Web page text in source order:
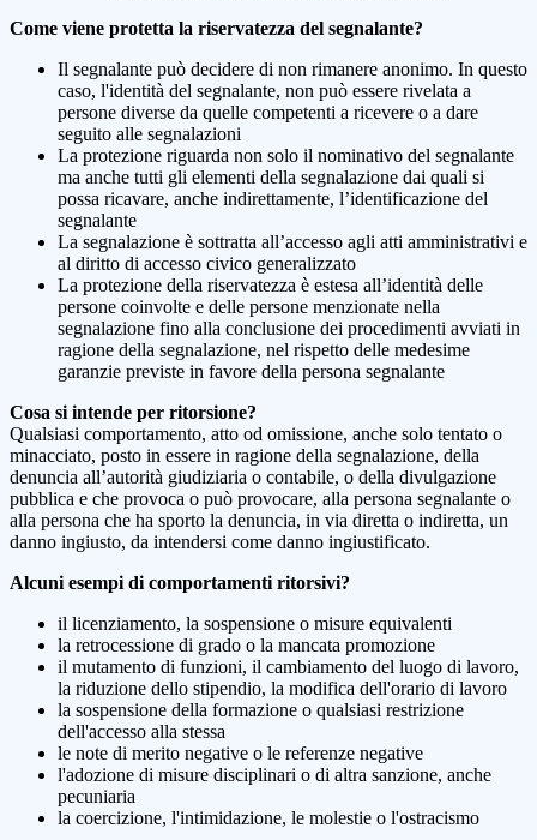
Come viene protetta la riservatezza del segnalante?
Il segnalante può decidere di non rimanere anonimo. In questo
caso, l'identità del segnalante, non può essere rivelata a
persone diverse da quelle competenti a ricevere o a dare
seguito alle segnalazioni
La protezione riguarda non solo il nominativo del segnalante
ma anche tutti gli elementi della segnalazione dai quali si
possa ricavare, anche indirettamente, l’identificazione del
segnalante
La segnalazione è sottratta all’accesso agli atti amministrativi e
al diritto di accesso civico generalizzato
La protezione della riservatezza è estesa all’identità delle
persone coinvolte e delle persone menzionate nella
segnalazione fino alla conclusione dei procedimenti avviati in
ragione della segnalazione, nel rispetto delle medesime
garanzie previste in favore della persona segnalante
Cosa si intende per ritorsione?
Qualsiasi comportamento, atto od omissione, anche solo tentato o
minacciato, posto in essere in ragione della segnalazione, della
denuncia all’autorità giudiziaria o contabile, o della divulgazione
pubblica e che provoca o può provocare, alla persona segnalante o
alla persona che ha sporto la denuncia, in via diretta o indiretta, un
danno ingiusto, da intendersi come danno ingiustificato.
Alcuni esempi di comportamenti ritorsivi?
il licenziamento, la sospensione o misure equivalenti
la retrocessione di grado o la mancata promozione
il mutamento di funzioni, il cambiamento del luogo di lavoro,
la riduzione dello stipendio, la modifica dell'orario di lavoro
la sospensione della formazione o qualsiasi restrizione
dell'accesso alla stessa
le note di merito negative o le referenze negative
l'adozione di misure disciplinari o di altra sanzione, anche
pecuniaria
la coercizione, l'intimidazione, le molestie o l'ostracismo